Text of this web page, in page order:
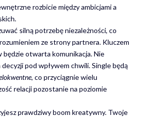
rozbicie między ambicjami a
silną potrzebę niezależności, co
ze strony partnera. Kluczem
będzie otwarta komunikacja. Nie
pod wpływem chwili. Single będą
, co przyciągnie wielu
relacji pozostanie na poziomie
prawdziwy boom kreatywny. Twoje